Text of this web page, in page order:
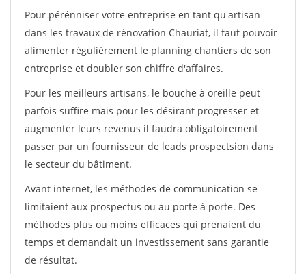
Pour pérénniser votre entreprise en tant qu'artisan
dans les travaux de rénovation Chauriat, il faut pouvoir
alimenter régulièrement le planning chantiers de son
entreprise et doubler son chiffre d'affaires.
Pour les meilleurs artisans, le bouche à oreille peut
parfois suffire mais pour les désirant progresser et
augmenter leurs revenus il faudra obligatoirement
passer par un fournisseur de leads prospectsion dans
le secteur du bâtiment.
Avant internet, les méthodes de communication se
limitaient aux prospectus ou au porte à porte. Des
méthodes plus ou moins efficaces qui prenaient du
temps et demandait un investissement sans garantie
de résultat.